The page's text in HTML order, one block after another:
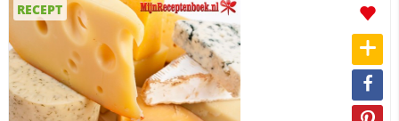
RECEPT